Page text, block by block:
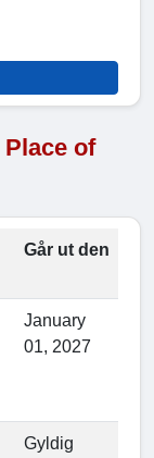
Place of
Går ut den
January
01, 2027
Gyldig